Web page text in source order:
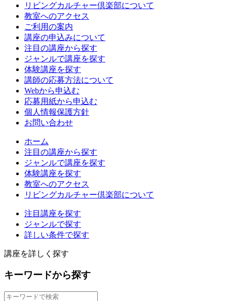
リビングカルチャー倶楽部について
教室へのアクセス
ご利用の案内
講座の申込みについて
注目の講座から探す
ジャンルで講座を探す
体験講座を探す
講師の応募方法について
Webから申込む
応募用紙から申込む
個人情報保護方針
お問い合わせ
ホーム
注目の講座から探す
ジャンルで講座を探す
体験講座を探す
教室へのアクセス
リビングカルチャー倶楽部について
注目講座を探す
ジャンルで探す
詳しい条件で探す
講座を詳しく探す
キーワードから探す